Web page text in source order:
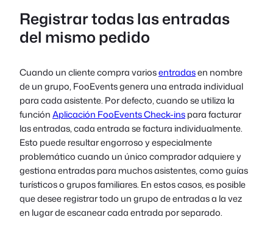
Italian
Polish
Czech
Greek
Registrar todas las entradas
del mismo pedido
Cuando un cliente compra variosentradasen nombre
de un grupo, FooEvents genera una entrada individual
para cada asistente. Por defecto, cuando se utiliza la
funciónAplicación FooEvents Check-inspara facturar
las entradas, cada entrada se factura individualmente.
Esto puede resultar engorroso y especialmente
problemático cuando un único comprador adquiere y
gestiona entradas para muchos asistentes, como guías
turísticos o grupos familiares. En estos casos, es posible
que desee registrar todo un grupo de entradas a la vez
en lugar de escanear cada entrada por separado.